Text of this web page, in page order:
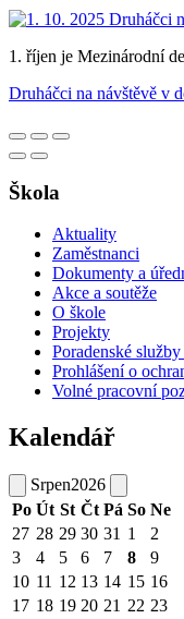
1. říjen je Mezinárodní
Druháčci na návštěvě v
Škola
Aktuality
Zaměstnanci
Dokumenty a
Akce a soutěže
O škole
Projekty
Poradenské
Prohlášení o
Volné pracovní
Kalendář
Srpen2026
Po Út St Čt Pá So Ne
27 28 29 30 31 1
2
3
4 5 6 7 8
9
10 11 12 13 14 15 16
17 18 19 20 21 22 23